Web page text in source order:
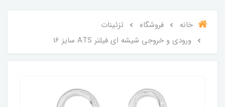
خانه فروشگاه
تزئینات
ورودی و خروجی شیشه ای فیلتر ATS سایز 16